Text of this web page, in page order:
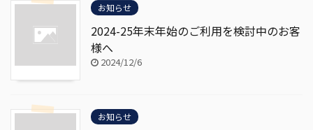
お知らせ
2024-25年末年始のご利用を検討中のお客
様へ
2024/12/6
お知らせ